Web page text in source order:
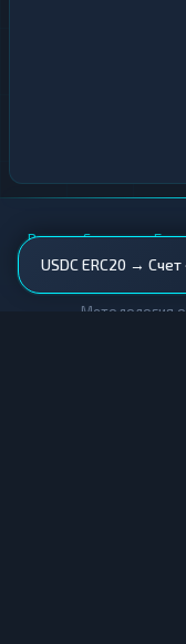
USDC ERC20 → Счет
Вики • Города •
Методология